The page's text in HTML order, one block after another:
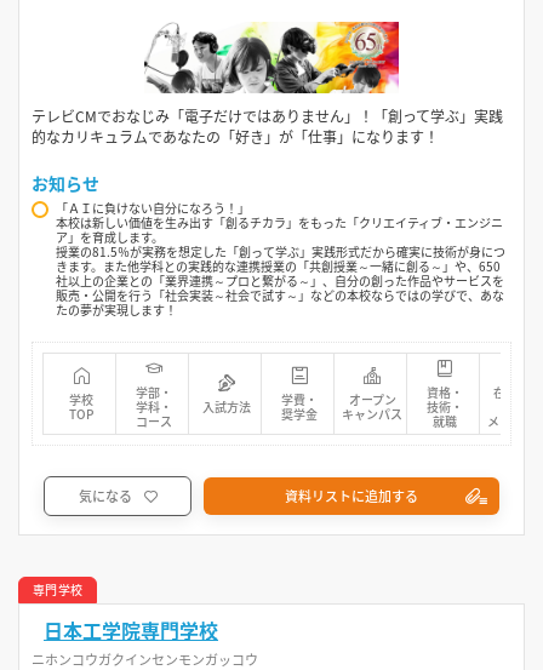
テレビCMでおなじみ「電子だけではありません」！「創って学ぶ」実践
的なカリキュラムであなたの「好き」が「仕事」になります！
お知らせ
「ＡＩに負けない自分になろう！」
本校は新しい価値を生み出す「創るチカラ」をもった「クリエイティブ・エンジニ
ア」を育成します。
授業の81.5％が実務を想定した「創って学ぶ」実践形式だから確実に技術が身につ
きます。また他学科との実践的な連携授業の「共創授業～一緒に創る～」や、650
社以上の企業との「業界連携～プロと繋がる～」、自分の創った作品やサービスを
販売・公開を行う「社会実装～社会で試す～」などの本校ならではの学びで、あな
たの夢が実現します！
学校
TOP
学部・
学科・
コース
入試方法
学費・
奨学金
オープン
キャンパス
資格・
技術・
就職
在校生・
先輩
メッセー
気になる 資料リストに追加する
専門学校
日本工学院専門学校
ニホンコウガクインセンモンガッコウ